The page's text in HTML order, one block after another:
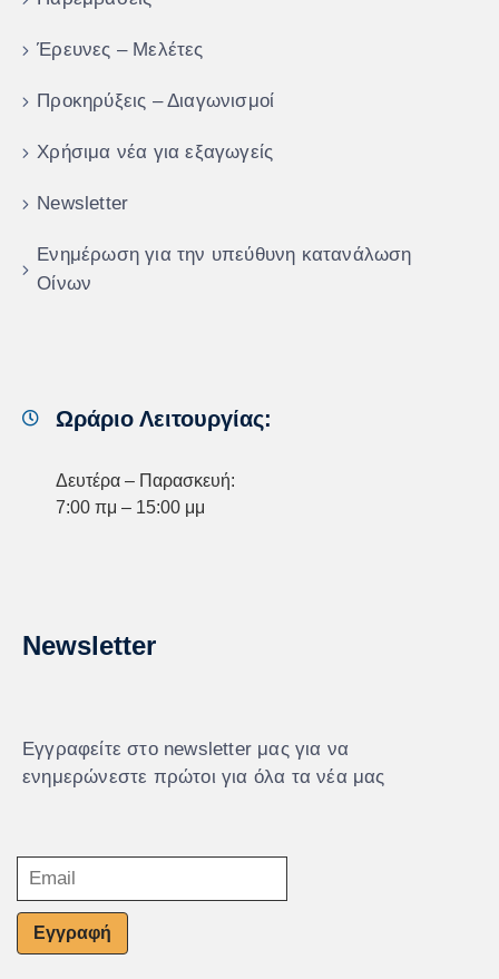
Έρευνες – Μελέτες
Προκηρύξεις – Διαγωνισμοί
Χρήσιμα νέα για εξαγωγείς
Newsletter
Ενημέρωση για την υπεύθυνη κατανάλωση
Οίνων
Ωράριο Λειτουργίας:
Δευτέρα – Παρασκευή:
7:00 πμ – 15:00 μμ
Newsletter
Εγγραφείτε στο newsletter μας για να
ενημερώνεστε πρώτοι για όλα τα νέα μας
Εγγραφή